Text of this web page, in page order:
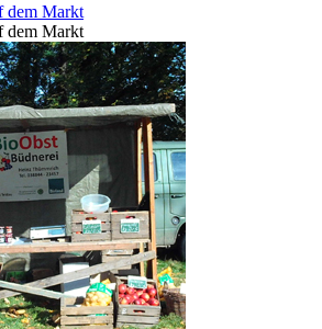
dem Markt
dem Markt